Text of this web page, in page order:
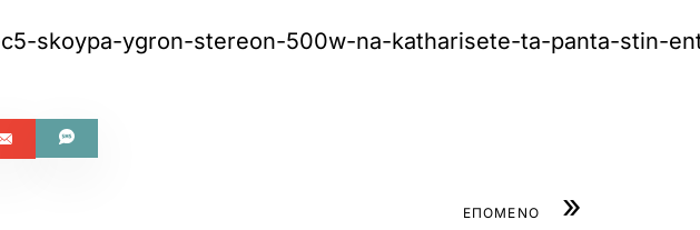
skoypa-ygron-stereon-500w-na-katharisete-ta-panta-stin-
»
ΕΠΟΜΕΝΟ